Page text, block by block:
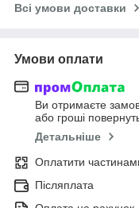
Всі умови доставки
Умови оплати
Ви отримаєте
або гроші
Детальніше
Оплатити
Післяплата